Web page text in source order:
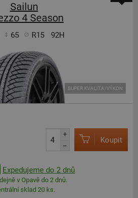
Sailun
4 Season
65 R15 92H
SUPER KVALITA/VÝKON
+
–
Koupit
Expedujeme do 2 dnů
v Opavě do 2 dnů.
sklad 20 ks.